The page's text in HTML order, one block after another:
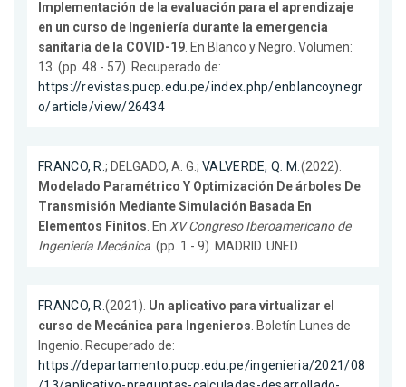
Implementación de la evaluación para el aprendizaje
en un curso de Ingeniería durante la emergencia
sanitaria de la COVID-19. En Blanco y Negro. Volumen:
13. (pp. 48 - 57). Recuperado de:
https://revistas.pucp.edu.pe/index.php/enblancoynegr
o/article/view/26434
FRANCO, R.; DELGADO, A. G.; VALVERDE, Q. M.(2022).
Modelado Paramétrico Y Optimización De árboles De
Transmisión Mediante Simulación Basada En
Elementos Finitos. En XV Congreso Iberoamericano de
Ingeniería Mecánica. (pp. 1 - 9). MADRID. UNED.
FRANCO, R.(2021). Un aplicativo para virtualizar el
curso de Mecánica para Ingenieros. Boletín Lunes de
Ingenio. Recuperado de:
https://departamento.pucp.edu.pe/ingenieria/2021/08